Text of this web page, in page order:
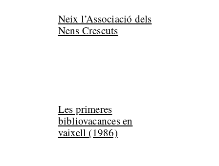
Neix l’Associació dels
Nens Crescuts
Les primeres
bibliovacances en
vaixell (1986)